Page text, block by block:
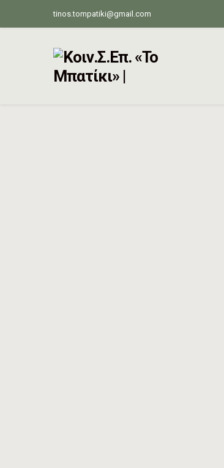
tinos.tompatiki@gmail.com